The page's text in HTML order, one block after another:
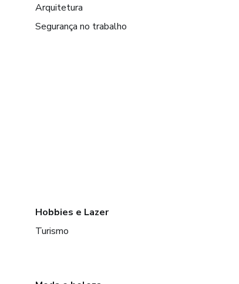
Arquitetura
Segurança no trabalho
Hobbies e Lazer
Turismo